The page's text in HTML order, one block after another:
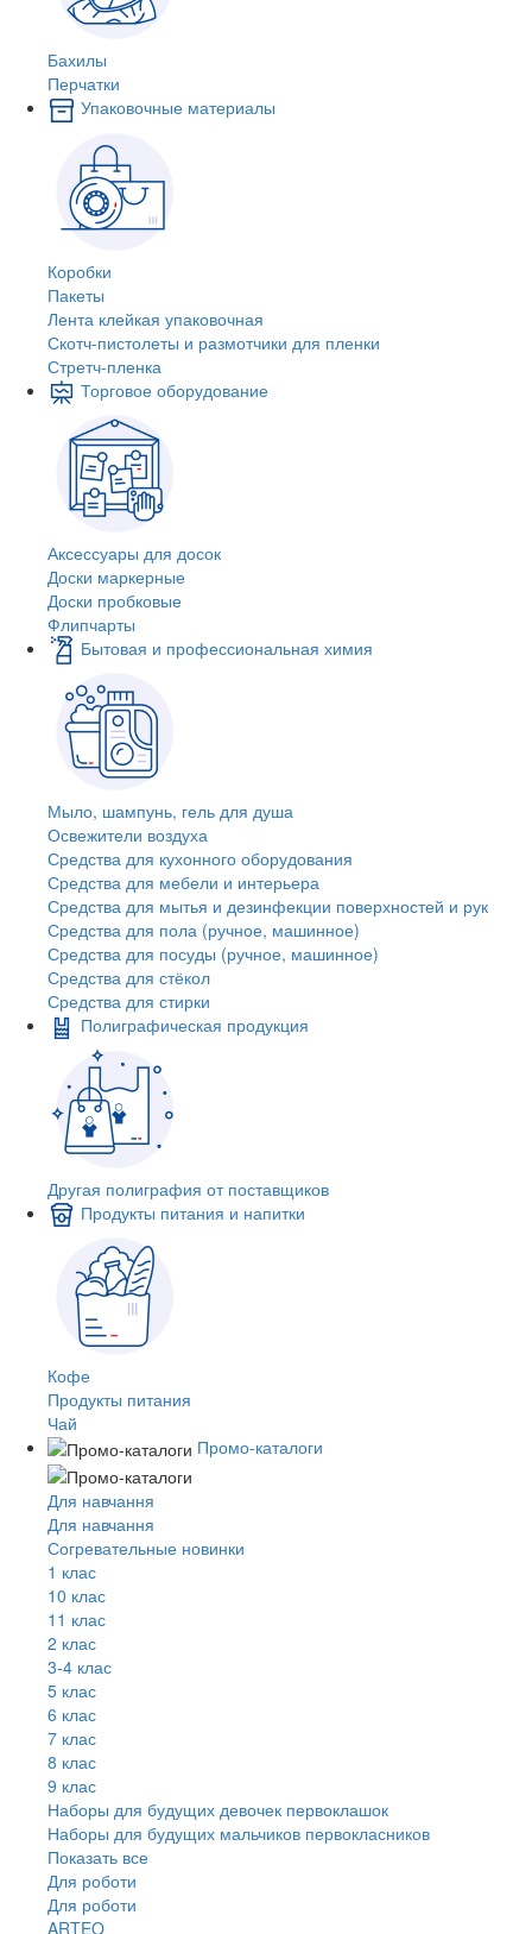
Бахилы
Перчатки
Упаковочные материалы
Коробки
Пакеты
Лента клейкая упаковочная
Скотч-пистолеты и размотчики для пленки
Стретч-пленка
Торговое оборудование
Аксессуары для досок
Доски маркерные
Доски пробковые
Флипчарты
Бытовая и профессиональная химия
Мыло, шампунь, гель для душа
Освежители воздуха
Средства для кухонного оборудования
Средства для мебели и интерьера
Средства для мытья и дезинфекции поверхностей и рук
Средства для пола (ручное, машинное)
Средства для посуды (ручное, машинное)
Средства для стёкол
Средства для стирки
Полиграфическая продукция
Другая полиграфия от поставщиков
Продукты питания и напитки
Кофе
Продукты питания
Чай
Промо-каталоги
Для навчання
Для навчання
Согревательные новинки
1 клас
10 клас
11 клас
2 клас
3-4 клас
5 клас
6 клас
7 клас
8 клас
9 клас
Наборы для будущих девочек первоклашок
Наборы для будущих мальчиков первокласников
Показать все
Для роботи
Для роботи
ARTEO